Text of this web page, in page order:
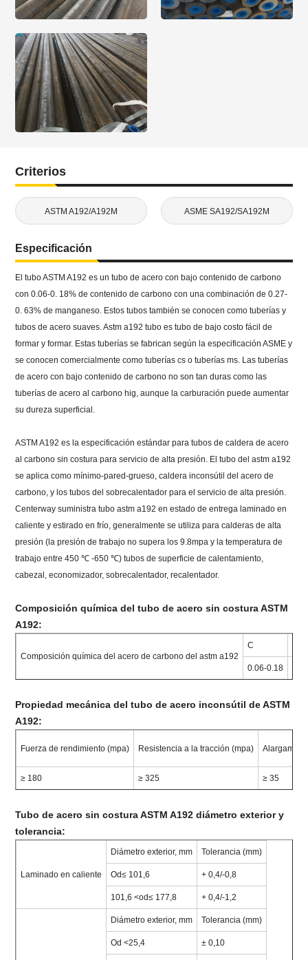
Criterios
ASTM A192/A192M ASME SA192/SA192M
Especificación
El tubo ASTM A192 es un tubo de acero con bajo contenido de carbono
con 0.06-0. 18% de contenido de carbono con una combinación de 0.27-
0. 63% de manganeso. Estos tubos también se conocen como tuberías y
tubos de acero suaves. Astm a192 tubo es tubo de bajo costo fácil de
formar y formar. Estas tuberías se fabrican según la especificación ASME y
se conocen comercialmente como tuberías cs o tuberías ms. Las tuberías
de acero con bajo contenido de carbono no son tan duras como las
tuberías de acero al carbono hig, aunque la carburación puede aumentar
su dureza superficial.
ASTM A192 es la especificación estándar para tubos de caldera de acero
al carbono sin costura para servicio de alta presión. El tubo del astm a192
se aplica como mínimo-pared-grueso, caldera inconsútil del acero de
carbono, y los tubos del sobrecalentador para el servicio de alta presión.
Centerway suministra tubo astm a192 en estado de entrega laminado en
caliente y estirado en frío, generalmente se utiliza para calderas de alta
presión (la presión de trabajo no supera los 9.8mpa y la temperatura de
trabajo entre 450 ℃ -650 ℃) tubos de superficie de calentamiento,
cabezal, economizador, sobrecalentador, recalentador.
Composición química del tubo de acero sin costura ASTM
A192:
Composición química del acero de carbono del astm a192
C
0.06-0.18
Propiedad mecánica del tubo de acero inconsútil de ASTM
A192:
Fuerza de rendimiento (mpa) Resistencia a la tracción (mpa)
≥ 180 ≥ 325 ≥ 35
Tubo de acero sin costura ASTM A192 diámetro exterior y
tolerancia:
Laminado en caliente
Diámetro exterior, mm Tolerancia (mm)
Od≤ 101,6 + 0,4/-0,8
101,6 <od≤ 177,8 + 0,4/-1,2
Diámetro exterior, mm Tolerancia (mm)
Od <25,4 ± 0,10